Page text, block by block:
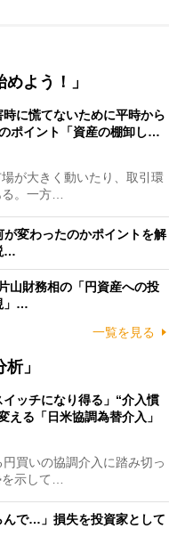
よう！」
時に慌てないために平時から
ポイント「資産の棚卸し…
が大きく動いたり、取引環
る。一方…
変わったのかポイントを解
…
山財務相の「円資産への投
」…
一覧を見る
」
イッチになり得る」“介入慣
える「日米協調為替介入」
買いの協調介入に踏み切っ
を示して…
んで…」損失を投資家として